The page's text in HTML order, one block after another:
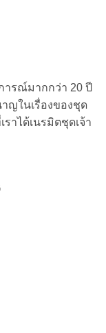
ารณ์มากกว่า 20 ปี
ญในเรื่องของชุด
ราได้เนรมิตชุดเจ้า